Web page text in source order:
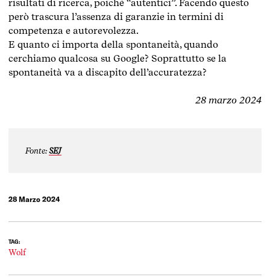
risultati di ricerca, poiché “autentici”. Facendo questo
però trascura l’assenza di garanzie in termini di
competenza e autorevolezza.
E quanto ci importa della spontaneità, quando
cerchiamo qualcosa su Google? Soprattutto se la
spontaneità va a discapito dell’accuratezza?
28 marzo 2024
Fonte:SEJ
28 Marzo 2024
TAG:
Wolf